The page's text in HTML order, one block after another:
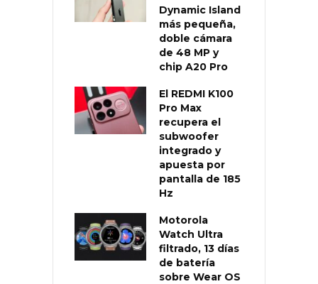
Dynamic Island
más pequeña,
doble cámara
de 48 MP y
chip A20 Pro
El REDMI K100
Pro Max
recupera el
subwoofer
integrado y
apuesta por
pantalla de 185
Hz
Motorola
Watch Ultra
filtrado, 13 días
de batería
sobre Wear OS